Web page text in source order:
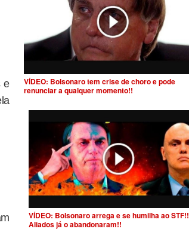
e
VÍDEO: Bolsonaro tem crise de choro e pode
renunciar a qualquer momento!!
VÍDEO: Bolsonaro arrega e se humilha ao STF!!
Aliados já o abandonaram!!